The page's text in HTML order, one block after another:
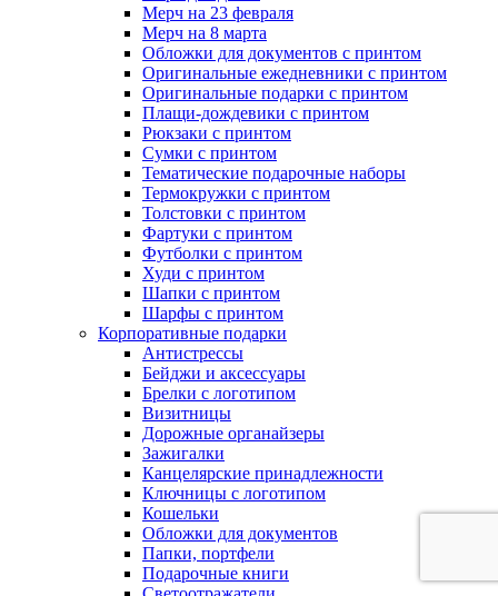
Мерч на 23 февраля
Мерч на 8 марта
Обложки для документов с принтом
Оригинальные ежедневники с принтом
Оригинальные подарки с принтом
Плащи-дождевики с принтом
Рюкзаки с принтом
Сумки с принтом
Тематические подарочные наборы
Термокружки с принтом
Толстовки с принтом
Фартуки с принтом
Футболки с принтом
Худи с принтом
Шапки с принтом
Шарфы с принтом
Корпоративные подарки
Антистрессы
Бейджи и аксессуары
Брелки с логотипом
Визитницы
Дорожные органайзеры
Зажигалки
Канцелярские принадлежности
Ключницы с логотипом
Кошельки
Обложки для документов
Папки, портфели
Подарочные книги